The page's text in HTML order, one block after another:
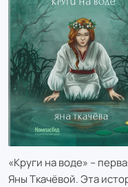
«Круги на воде» –
Яны Ткачёвой. Эта